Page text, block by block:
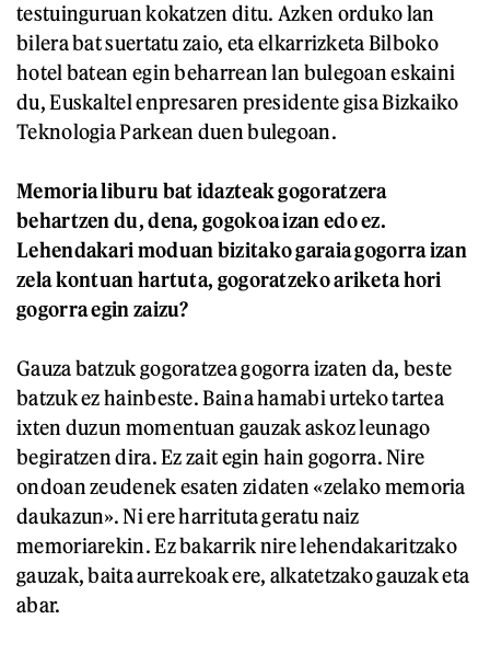
testuinguruan kokatzen ditu. Azken orduko lan
bilera bat suertatu zaio, eta elkarrizketa Bilboko
hotel batean egin beharrean lan bulegoan eskaini
du, Euskaltel enpresaren presidente gisa Bizkaiko
Teknologia Parkean duen bulegoan.
Memoria liburu bat idazteak gogoratzera
behartzen du, dena, gogokoa izan edo ez.
Lehendakari moduan bizitako garaia gogorra izan
zela kontuan hartuta, gogoratzeko ariketa hori
gogorra egin zaizu?
Gauza batzuk gogoratzea gogorra izaten da, beste
batzuk ez hainbeste. Baina hamabi urteko tartea
ixten duzun momentuan gauzak askoz leunago
begiratzen dira. Ez zait egin hain gogorra. Nire
ondoan zeudenek esaten zidaten «zelako memoria
daukazun». Ni ere harrituta geratu naiz
memoriarekin. Ez bakarrik nire lehendakaritzako
gauzak, baita aurrekoak ere, alkatetzako gauzak eta
abar.